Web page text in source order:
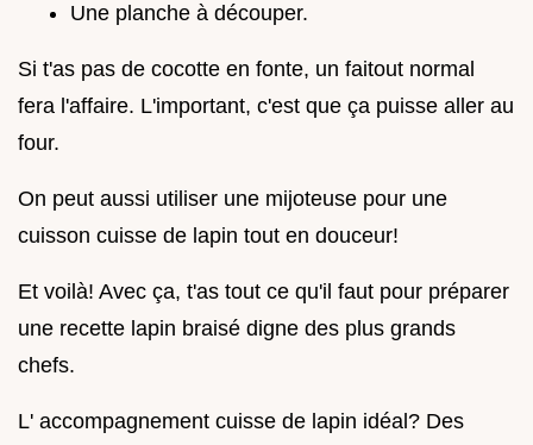
Une planche à découper.
Si t'as pas de cocotte en fonte, un faitout normal
fera l'affaire. L'important, c'est que ça puisse aller au
four.
On peut aussi utiliser une mijoteuse pour une
cuisson cuisse de lapin tout en douceur!
Et voilà! Avec ça, t'as tout ce qu'il faut pour préparer
une recette lapin braisé digne des plus grands
chefs.
L' accompagnement cuisse de lapin idéal? Des